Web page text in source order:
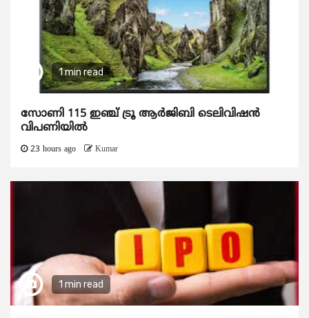
1 min read
സോണി 115 ഇഞ്ച് ട്രൂ ആർജിബി ടെലിവിഷൻ
വിപണിയിൽ
23 hours ago Kumar
1 min read